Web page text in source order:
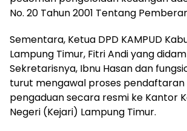
No. 20 Tahun 2001 Tentang
Sementara, Ketua DPD KAMPUD
Lampung Timur, Fitri Andi yang
Sekretarisnya, Ibnu Hasan dan
turut mengawal proses pendaftaran
pengaduan secara resmi ke Kantor
Negeri (Kejari) Lampung Timur.